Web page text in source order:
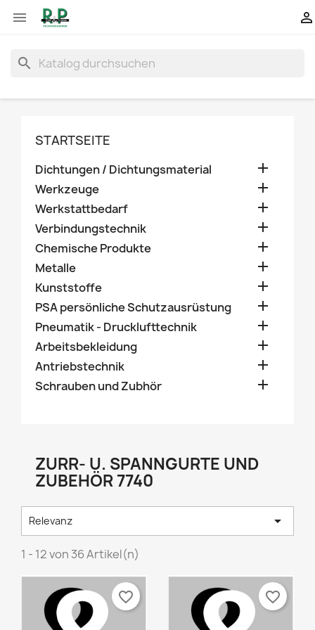
 
search
STARTSEITE
Dichtungen / Dichtungsmaterial 
Werkzeuge 
Werkstattbedarf 
Verbindungstechnik 
Chemische Produkte 
Metalle 
Kunststoffe 
PSA persönliche Schutzausrüstung 
Pneumatik - Drucklufttechnik 
Arbeitsbekleidung 
Antriebstechnik 
Schrauben und Zubhör 
ZURR- U. SPANNGURTE UND
ZUBEHÖR 7740
Relevanz 
1 - 12 von 36 Artikel(n)
favorite_border favorite_border